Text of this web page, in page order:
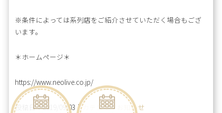
※条件によっては系列店をご紹介させていただく場合もござ
います。
＊ホームページ＊
https://www.neolive.co.jp/
投稿日：2019/09/03｜カテゴリ：お知らせ